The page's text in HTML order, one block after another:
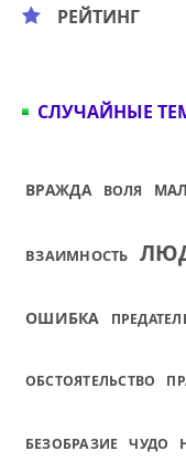
РЕЙТИНГ
СЛУЧАЙНЫЕ
ВРАЖДА ВОЛЯ
ВЗАИМНОСТЬ
ОШИБКА
ОБСТОЯТЕЛЬСТВО
БЕЗОБРАЗИЕ ЧУДО